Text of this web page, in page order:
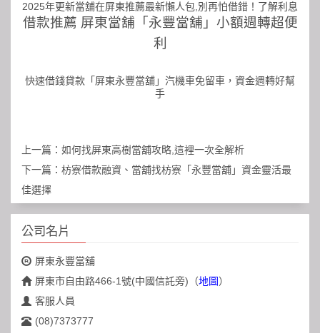
2025年更新當舖在屏東推薦最新懶人包,別再怕借錯！了解利息
借款推薦 屏東當舖「永豐當舖」小額週轉超便
利
快速借錢貸款「屏東永豐當舖」汽機車免留車，資金週轉好幫
手
上一篇： 如何找屏東高樹當舖攻略,這裡一次全解析
下一篇： 枋寮借款融資、當舖找枋寮「永豐當舖」資金靈活最
佳選擇
公司名片
屏東永豐當舖
屏東市自由路466-1號(中國信託旁) （地圖）
客服人員
(08)7373777